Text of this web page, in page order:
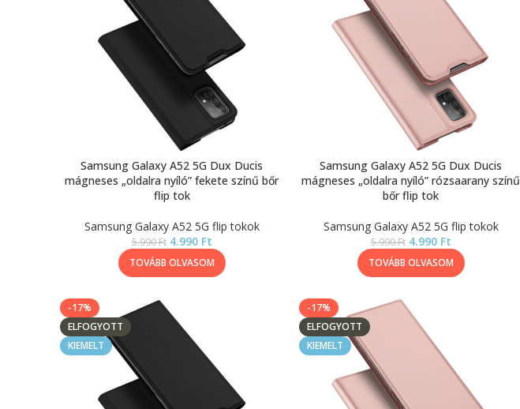
Samsung Galaxy A52 5G Dux Ducis
mágneses „oldalra nyíló” fekete színű bőr
flip tok
Samsung Galaxy A52 5G flip tokok
5.990Ft 4.990 Ft
TOVÁBB OLVASOM
Samsung Galaxy A52 5G Dux Ducis
mágneses „oldalra nyíló” rózsaarany színű
bőr flip tok
Samsung Galaxy A52 5G flip tokok
5.990Ft 4.990 Ft
TOVÁBB OLVASOM
-17%
ELFOGYOTT
KIEMELT
-17%
ELFOGYOTT
KIEMELT